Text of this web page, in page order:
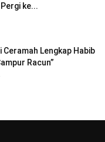
ke...
Ceramah Lengkap Habib
Racun”